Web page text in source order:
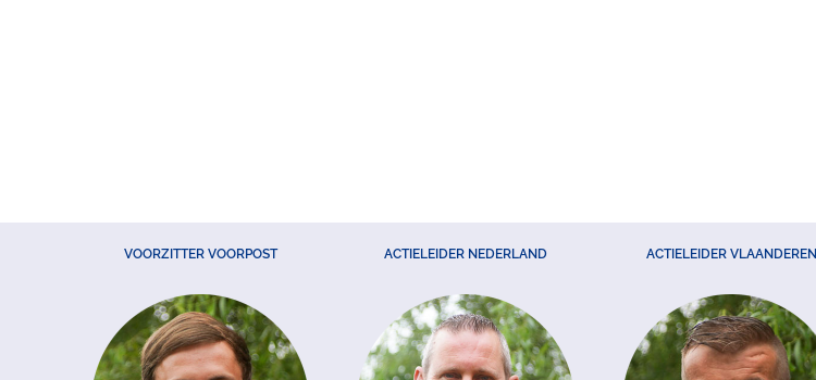
VOORZITTER VOORPOST ACTIELEIDER NEDERLAND ACTIELEIDER VLAANDEREN